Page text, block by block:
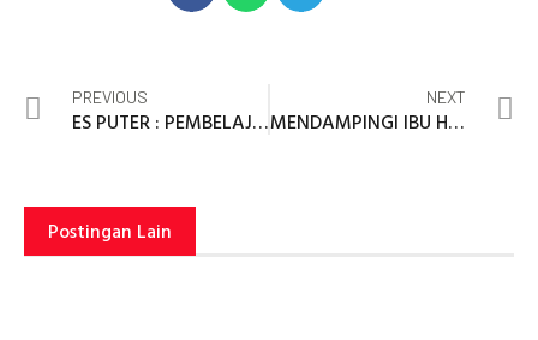
PREVIOUS
ES PUTER : PEMBELAJARAN SIFAT KOLIGATIF LARUTAN MENJADI MENYENANGKAN
NEXT
MENDAMPINGI IBU HAMIL DENGAN CINTA
Postingan Lain